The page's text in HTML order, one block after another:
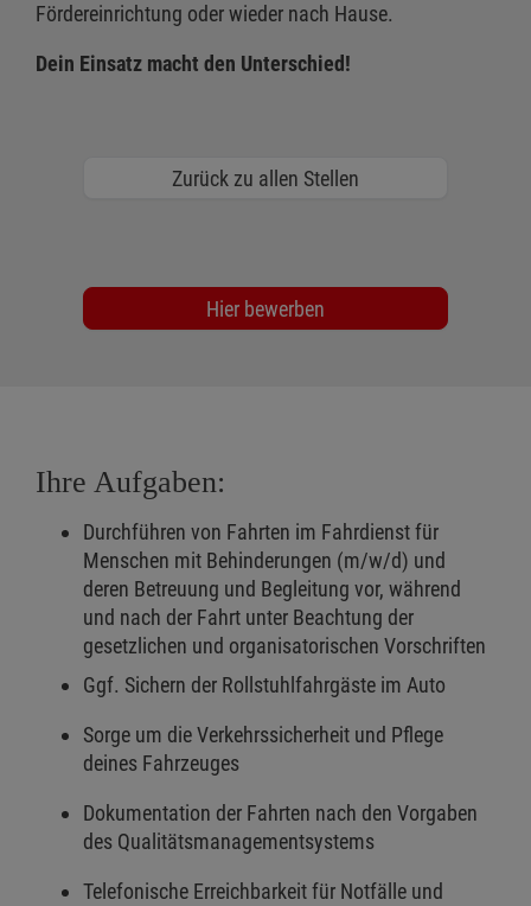
Fördereinrichtung oder wieder nach Hause.
Dein Einsatz macht den Unterschied!
Zurück zu allen Stellen
Hier bewerben
Ihre Aufgaben:
Durchführen von Fahrten im Fahrdienst für
Menschen mit Behinderungen (m/w/d) und
deren Betreuung und Begleitung vor, während
und nach der Fahrt unter Beachtung der
gesetzlichen und organisatorischen Vorschriften
Ggf. Sichern der Rollstuhlfahrgäste im Auto
Sorge um die Verkehrssicherheit und Pflege
deines Fahrzeuges
Dokumentation der Fahrten nach den Vorgaben
des Qualitätsmanagementsystems
Telefonische Erreichbarkeit für Notfälle und